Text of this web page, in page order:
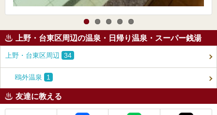
上野・台東区周辺の温泉・日帰り温泉・スーパー銭湯
上野・台東区周辺 34
鴎外温泉 1
友達に教える